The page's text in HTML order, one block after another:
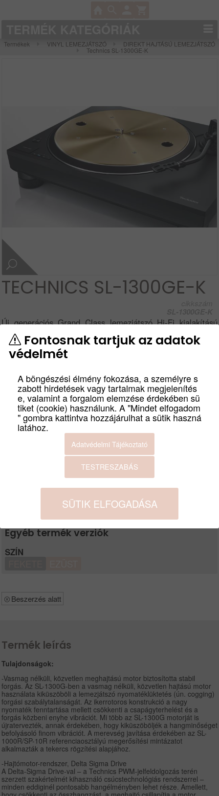
Termékek VINYL LEMEZJÁTSZÓ DIREKT HAJTÁSÚ LEMEZJÁTSZÓ
Technics SL-1300GE-K
TECHNICS SL-1300GE-K
Új generációs Grand Class lemezjátszó Hi-Fi kialakítású
lemezjátszó új Delta-Sigma hajtómotor technológiával,
amely nagy forgási pontosságot és alacsony vibrációt
biztosít. A lemezjátszó új motorja, háromrétegű tányérja és
biztosít.
Termék leírás
Bruttó:
1 199 900
Nettó:
FEKETE
ÚJ
DB
Egyéb termék verziók
SZÍN
Beszerzés alatt
Termék leírás
Tulajdonságok:
-Vasmag nélküli, közvetlen meghajtású motor biztosította stabil
forgás. Az SL-1300G-ben a vasmag nélküli, közvetlen hajtású motor
használata kiküszöböli a lemezjátszó nyomatéklüktetés (ún. cogging)
forgási szabálytalanságát. Az ikerrotoros konstrukció a nagy
nyomaték fenntartása mellett csökkenti a csapágyterhelést és a
forgás közbeni enyhe vibrációt. Mi több az SL-1300G motorját is
újratervezték, annak érdekében, hogy kiküszöböljék a hangminőséget
befolyásoló finom vibrációt. A merevség javítása érdekében az SL-
1000R/SP-10R referenciaosztályú megerősítési mintázatot
alkalmazták a tekercs rögzítési alapjához.
-Hajtómotor-rendszer, Delta Sigma Drive
A Delta-Sigma Drive-val – a Technics PWM-jelfeldolgozás terén
szerzett szakértelmét kihasználó csúcstechnológiás rendszerrel –
minden eddiginél pontosabb hangélményben lehet része. Amellett,
Fontosnak tartjuk az adatok
védelmét
A böngészési élmény fokozása, a személyre s
zabott hirdetések vagy tartalmak megjelenítés
e, valamint a forgalom elemzése érdekében sü
tiket (cookie) használunk. A "Mindet elfogadom
" gombra kattintva hozzájárulhat a sütik haszná
latához.
Adatvédelmi Tájékoztató
TESTRESZABÁS
SÜTIK ELFOGADÁSA